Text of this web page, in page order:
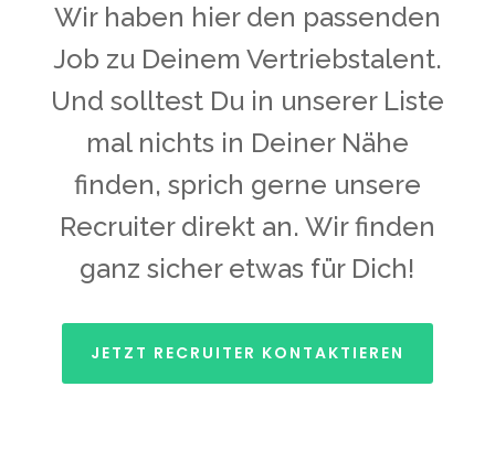
Wir haben hier den passenden
Job zu Deinem Vertriebstalent.
Und solltest Du in unserer Liste
mal nichts in Deiner Nähe
finden, sprich gerne unsere
Recruiter direkt an. Wir finden
ganz sicher etwas für Dich!
JETZT RECRUITER KONTAKTIEREN